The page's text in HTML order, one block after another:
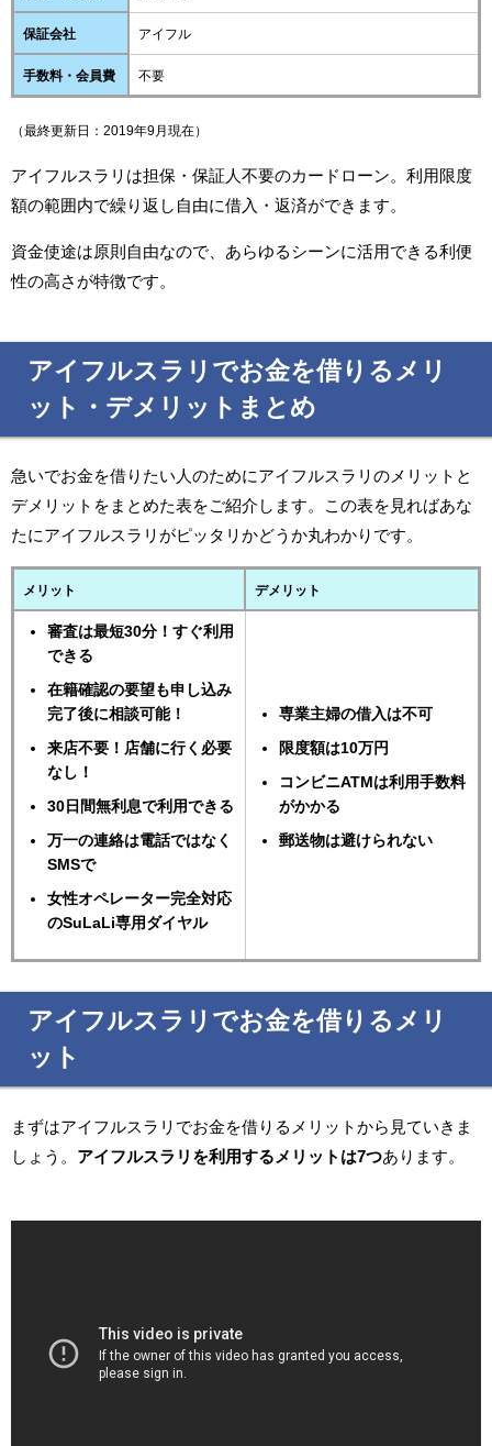
保証会社 アイフル
手数料・会員費 不要
（最終更新日：2019年9月現在）
アイフルスラリは担保・保証人不要のカードローン。利用限度
額の範囲内で繰り返し自由に借入・返済ができます。
資金使途は原則自由なので、あらゆるシーンに活用できる利便
性の高さが特徴です。
アイフルスラリでお金を借りるメリ
ット・デメリットまとめ
急いでお金を借りたい人のためにアイフルスラリのメリットと
デメリットをまとめた表をご紹介します。この表を見ればあな
たにアイフルスラリがピッタリかどうか丸わかりです。
メリット デメリット
審査は最短30分！すぐ利用
できる
在籍確認の要望も申し込み
完了後に相談可能！
来店不要！店舗に行く必要
なし！
30日間無利息で利用できる
万一の連絡は電話ではなく
SMSで
女性オペレーター完全対応
のSuLaLi専用ダイヤル
専業主婦の借入は不可
限度額は10万円
コンビニATMは利用手数料
がかかる
郵送物は避けられない
アイフルスラリでお金を借りるメリ
ット
まずはアイフルスラリでお金を借りるメリットから見ていきま
しょう。 アイフルスラリを利用するメリットは7つあります。